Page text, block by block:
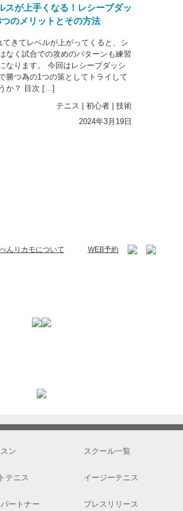
スが上手くなる！レシーブダッ
のメリットとその方法
てきてレベルが上がってくると、シ
なく試合での攻めのパターンも練習
なります。 今回はレシーブダッシ
勝つ為の1つの策としてトライして
か？ 目次 […]
テニス
初心者
技術
2024年3月19日
べんりカモについて WEB予約
ン
テニス
ートナー
スクール一覧
イージーテニス
プレスリリース